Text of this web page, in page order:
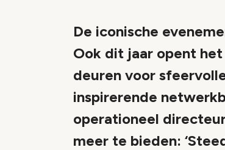
De iconische
Ook dit jaar opent
deuren voor
inspirerende
operationeel
meer te bieden: